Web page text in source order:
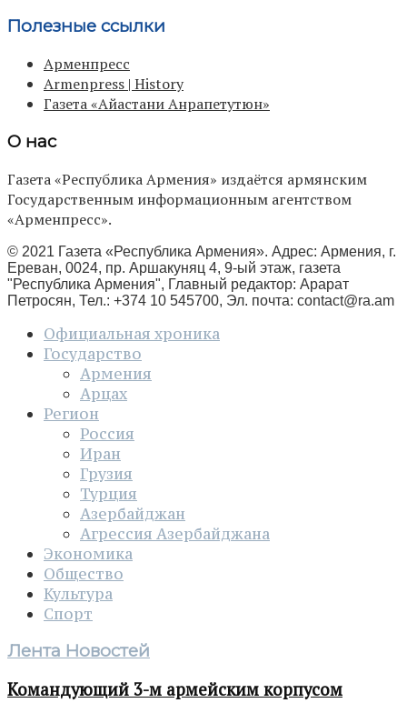
Полезные ссылки
Арменпресс
Armenpress | History
Газета «Айастани Анрапетутюн»
О нас
Газета «Республика Армения» издаётся армянским
Государственным информационным агентством
«Арменпресс».
© 2021 Газета «Республика Армения». Адрес: Армения, г.
Ереван, 0024, пр. Аршакуняц 4, 9-ый этаж, газета
"Республика Армения", Главный редактор: Арарат
Петросян, Тел.: +374 10 545700, Эл. почта: contact@ra.am
Официальная хроника
Государство
Армения
Арцах
Регион
Россия
Иран
Грузия
Турция
Азербайджан
Агрессия Азербайджана
Экономика
Общество
Культура
Спорт
Лента Новостей
Командующий 3-м армейским корпусом